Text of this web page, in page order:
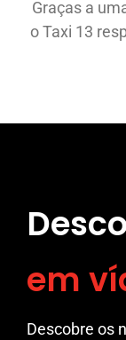
Graças a
o Taxi 13
em
Descobre os